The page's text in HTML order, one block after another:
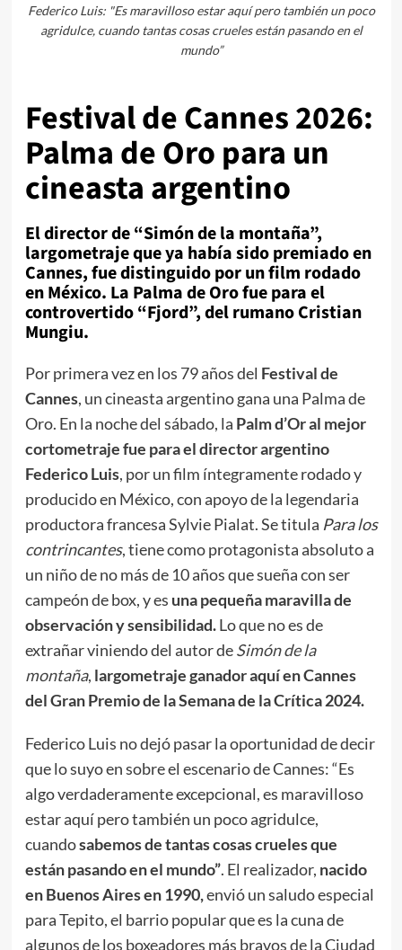
Federico Luis: "Es maravilloso estar aquí pero también un poco
agridulce, cuando tantas cosas crueles están pasando en el
mundo”
Festival de Cannes 2026:
Palma de Oro para un
cineasta argentino
El director de “Simón de la montaña”,
largometraje que ya había sido premiado en
Cannes, fue distinguido por un film rodado
en México. La Palma de Oro fue para el
controvertido “Fjord”, del rumano Cristian
Mungiu.
Por primera vez en los 79 años del Festival de
Cannes, un cineasta argentino gana una Palma de
Oro. En la noche del sábado, la Palm d’Or al mejor
cortometraje fue para el director argentino
Federico Luis, por un film íntegramente rodado y
producido en México, con apoyo de la legendaria
productora francesa Sylvie Pialat. Se titula Para los
contrincantes, tiene como protagonista absoluto a
un niño de no más de 10 años que sueña con ser
campeón de box, y es una pequeña maravilla de
observación y sensibilidad.Lo que no es de
extrañar viniendo del autor deSimón de la
montaña, largometraje ganador aquí en Cannes
del Gran Premio de la Semana de la Crítica 2024.
Federico Luis no dejó pasar la oportunidad de decir
que lo suyo en sobre el escenario de Cannes: “Es
algo verdaderamente excepcional, es maravilloso
estar aquí pero también un poco agridulce,
cuandosabemos de tantas cosas crueles que
están pasando en el mundo”. El realizador, nacido
en Buenos Aires en 1990,envió un saludo especial
para Tepito, el barrio popular que es la cuna de
algunos de los boxeadores más bravos de la Ciudad